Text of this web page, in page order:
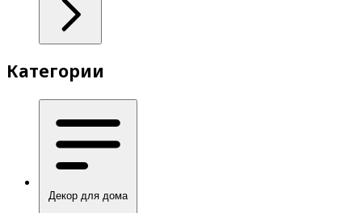
Категории
Декор для дома